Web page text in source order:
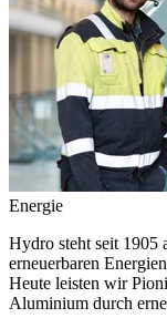
Energie
Hydro steht seit 1905
erneuerbaren
Heute leisten wir
Aluminium durch